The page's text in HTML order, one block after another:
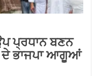
पाने का मौका,
निकालने की
रितिका